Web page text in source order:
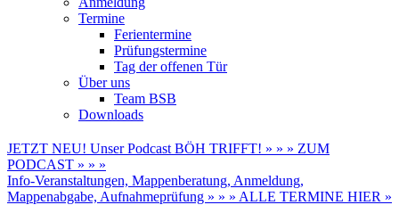
Termine
Ferientermine
Prüfungstermine
Tag der offenen Tür
Über uns
Team BSB
Downloads
JETZT NEU! Unser Podcast BÖH TRIFFT! » » » ZUM
PODCAST » » »
Info-Veranstaltungen, Mappenberatung, Anmeldung,
Mappenabgabe, Aufnahmeprüfung » » » ALLE TERMINE HIER »